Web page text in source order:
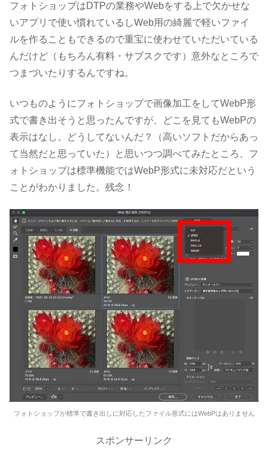
フォトショップはDTPの業務やWebをする上で欠かせな
いアプリで使い慣れているしWeb用の綺麗で軽いファイ
ルを作ることもできるので重宝に使わせていただいている
んだけど（もちろん有料・サブスクです）意外なところで
つまづいたりするんですね。
いつものようにフォトショップで画像加工をしてWebP形
式で書き出そうと思ったんですが、どこを見てもWebPの
表示はなし。どうしてないんだ？（高いソフトだからあっ
て当然だと思っていた）と思いつつ調べてみたところ、フ
ォトショップは標準機能ではWebP形式に未対応だという
ことがわかりました。残念！
フォトショップが標準で書き出しに対応したファイル形式にはWebPはありません
スポンサーリンク